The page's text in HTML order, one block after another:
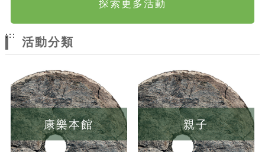
探索更多活動
:::
活動分類
康樂本館 親子